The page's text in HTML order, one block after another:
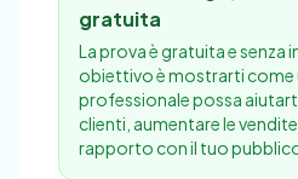
gratuita
La prova è gratuita e senza
obiettivo è mostrarti come
professionale possa
clienti, aumentare le
rapporto con il tuo